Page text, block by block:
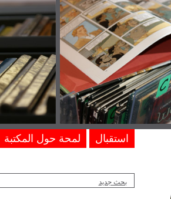
بحث جديد
استقبال لمحة حول المكتبة